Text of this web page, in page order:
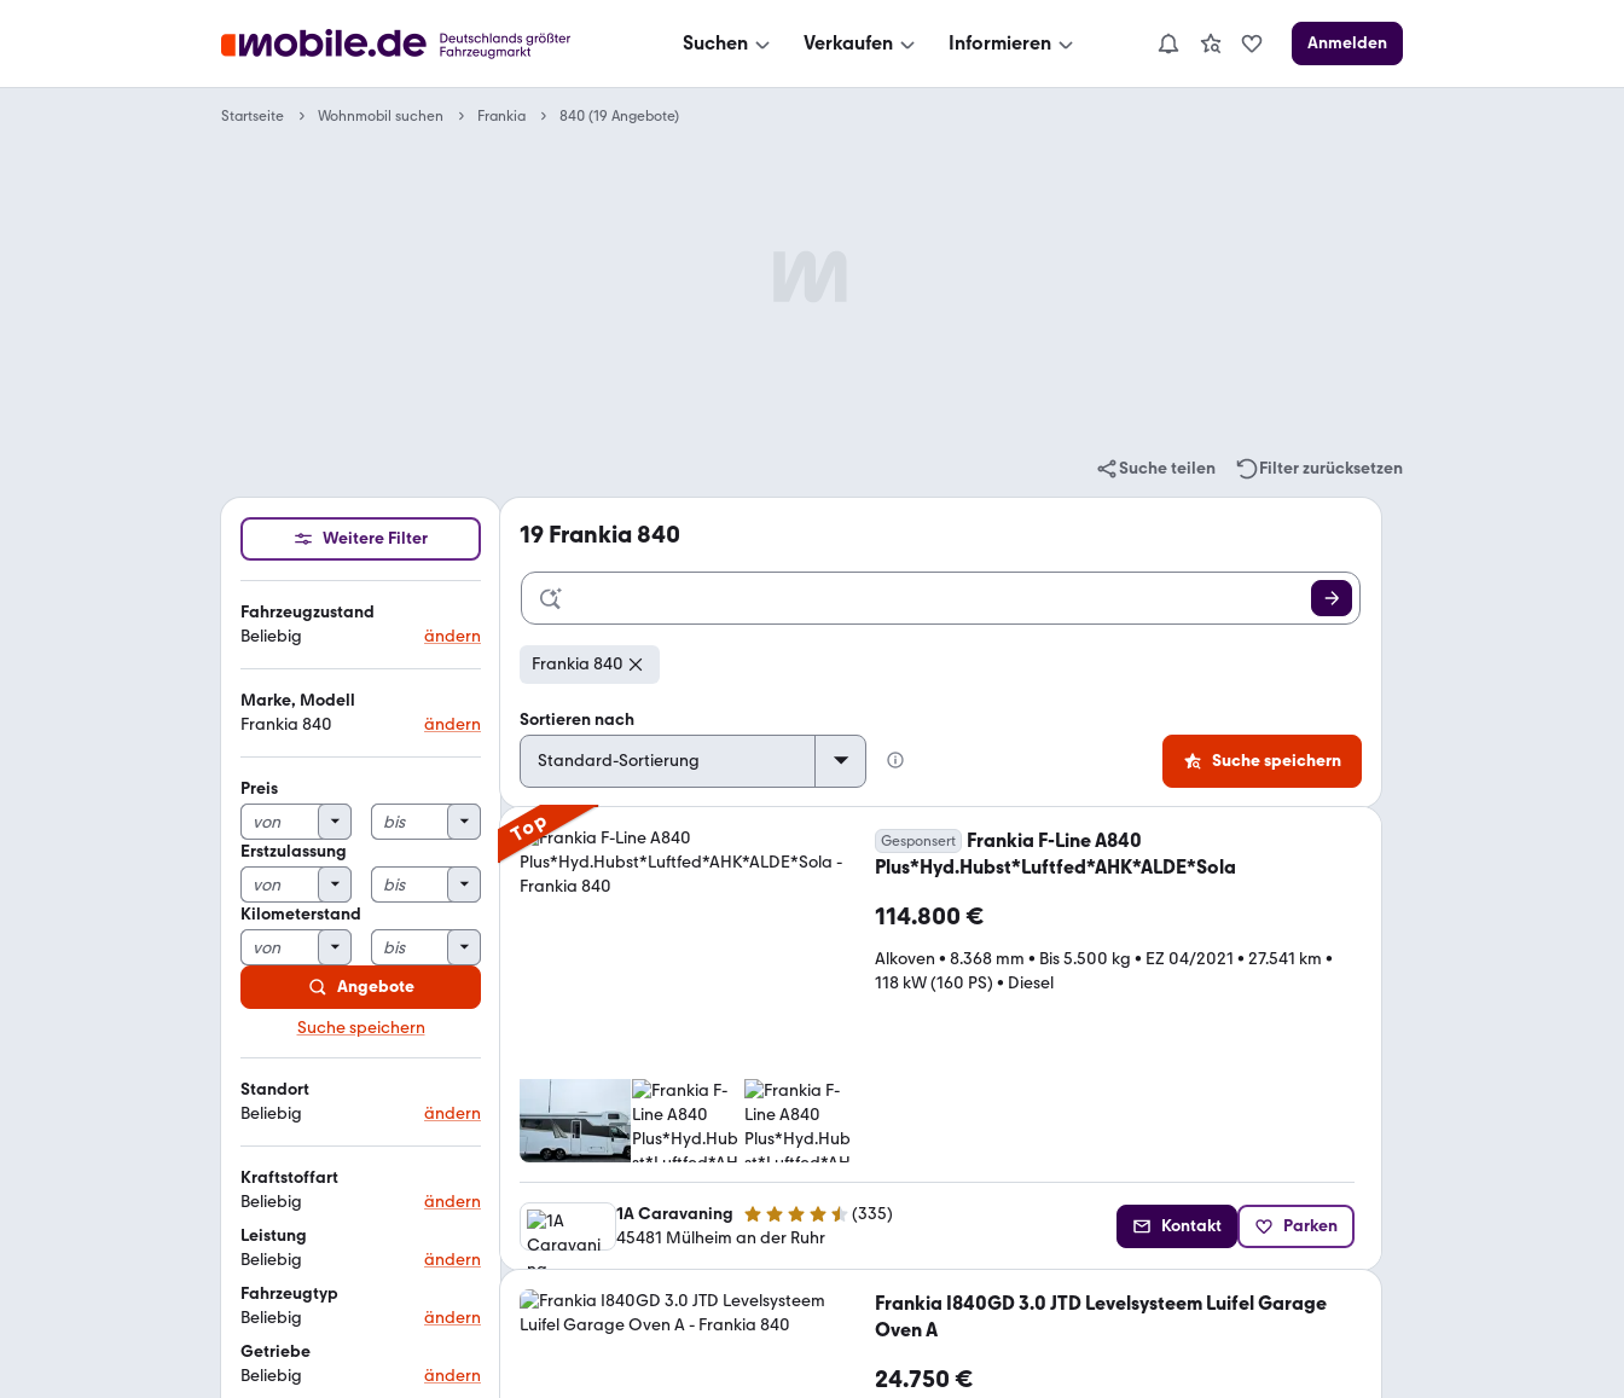
Suchen Verkaufen Informieren Anmelden
Startseite Wohnmobil suchen Frankia 840 (19 Angebote)
Suche teilen Filter zurücksetzen
Weitere Filter
Fahrzeugzustand
Beliebig
ändern
Marke, Modell
Frankia 840
ändern
Preis
Erstzulassung
Kilometerstand
Angebote
Suche speichern
Standort
Beliebig
ändern
Kraftstoffart
Beliebig
ändern
Leistung
Beliebig
ändern
Fahrzeugtyp
Beliebig
ändern
Getriebe
Beliebig
ändern
19 Frankia 840
Frankia 840
Sortieren nach
Suche speichern
Top Gesponsert
Frankia F-Line A840
Plus*Hyd.Hubst*Luftfed*AHK*ALDE*Sola
114.800 €
Alkoven • 8.368 mm • Bis 5.500 kg • EZ 04/2021 • 27.541 km •
118 kW (160 PS) • Diesel
1A Caravaning 4.6 Sterne (335)
45481 Mülheim an der Ruhr
Kontakt Parken
Frankia I840GD 3.0 JTD Levelsysteem Luifel Garage
Oven A
24.750 €